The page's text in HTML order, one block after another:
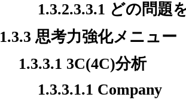
1.3.2.3.3.1 どの問題
1.3.3 思考力強化メニュー
1.3.3.1 3C(4C)分析
1.3.3.1.1 Company